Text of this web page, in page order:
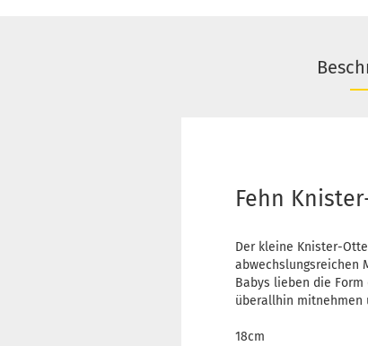
Fehn
Der kleine Knister-
abwechslungsreichen
Babys lieben die
überallhin mitnehmen
18cm